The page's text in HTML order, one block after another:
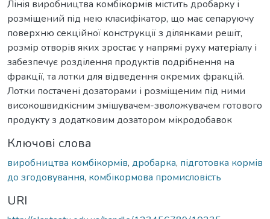
Лінія виробництва комбікормів містить дробарку і
розміщений під нею класифікатор, що має сепаруючу
поверхню секційної конструкції з ділянками решіт,
розмір отворів яких зростає у напрямі руху матеріалу і
забезпечує розділення продуктів подрібнення на
фракції, та лотки для відведення окремих фракцій.
Лотки постачені дозаторами і розміщеним під ними
високошвидкісним змішувачем-зволожувачем готового
продукту з додатковим дозатором мікродобавок
Ключові слова
виробництва комбікормів, дробарка, підготовка кормів
до згодовування, комбікормова промисловість
URI